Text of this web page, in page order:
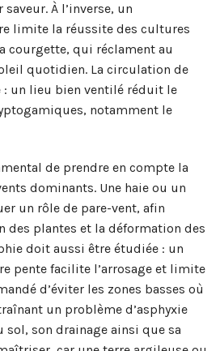
À l’inverse, un
limite la réussite des cultures
courgette, qui réclament au
quotidien. La circulation de
: un lieu bien ventilé réduit le
notamment le
de prendre en compte la
dominants. Une haie ou un
un rôle de pare-vent, afin
des plantes et la déformation des
doit aussi être étudiée : un
pente facilite l’arrosage et limite
d’éviter les zones basses où
un problème d’asphyxie
sol, son drainage ainsi que sa